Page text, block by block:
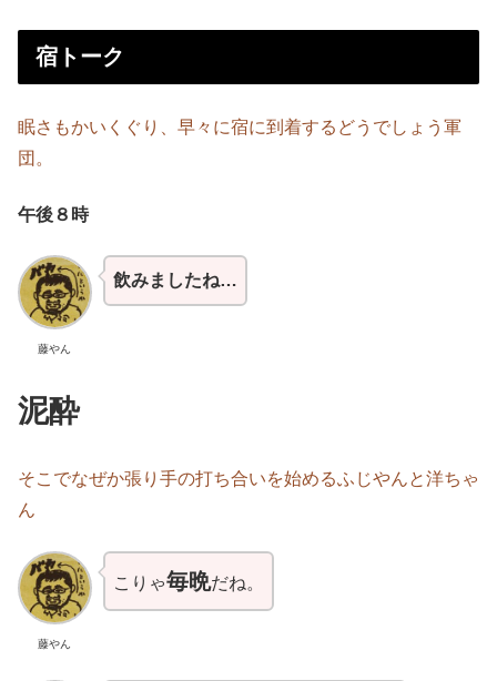
宿トーク
眠さもかいくぐり、早々に宿に到着するどうでしょう軍
団。
午後８時
藤やん
飲みましたね…
泥酔
そこでなぜか張り手の打ち合いを始めるふじやんと洋ちゃ
ん
藤やん
こりゃ毎晩だね。